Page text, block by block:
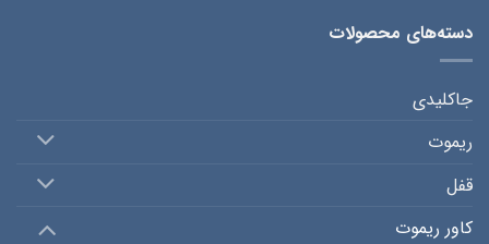
دسته‌های محصولات
جاکلیدی
ریموت
قفل
کاور ریموت